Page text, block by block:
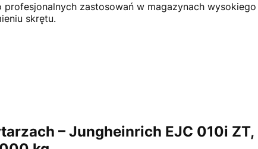
profesjonalnych zastosowań w magazynach wysokiego
skrętu.
– Jungheinrich EJC 010i